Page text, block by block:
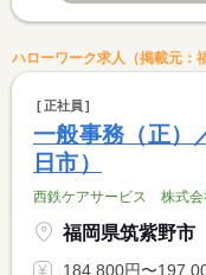
ハローワーク求人（掲載元：
正社員
一般事務（正）
日市）
西鉄ケアサービス 株式会
福岡県筑紫野市
184,800円〜197,000円 ※フルタイム求